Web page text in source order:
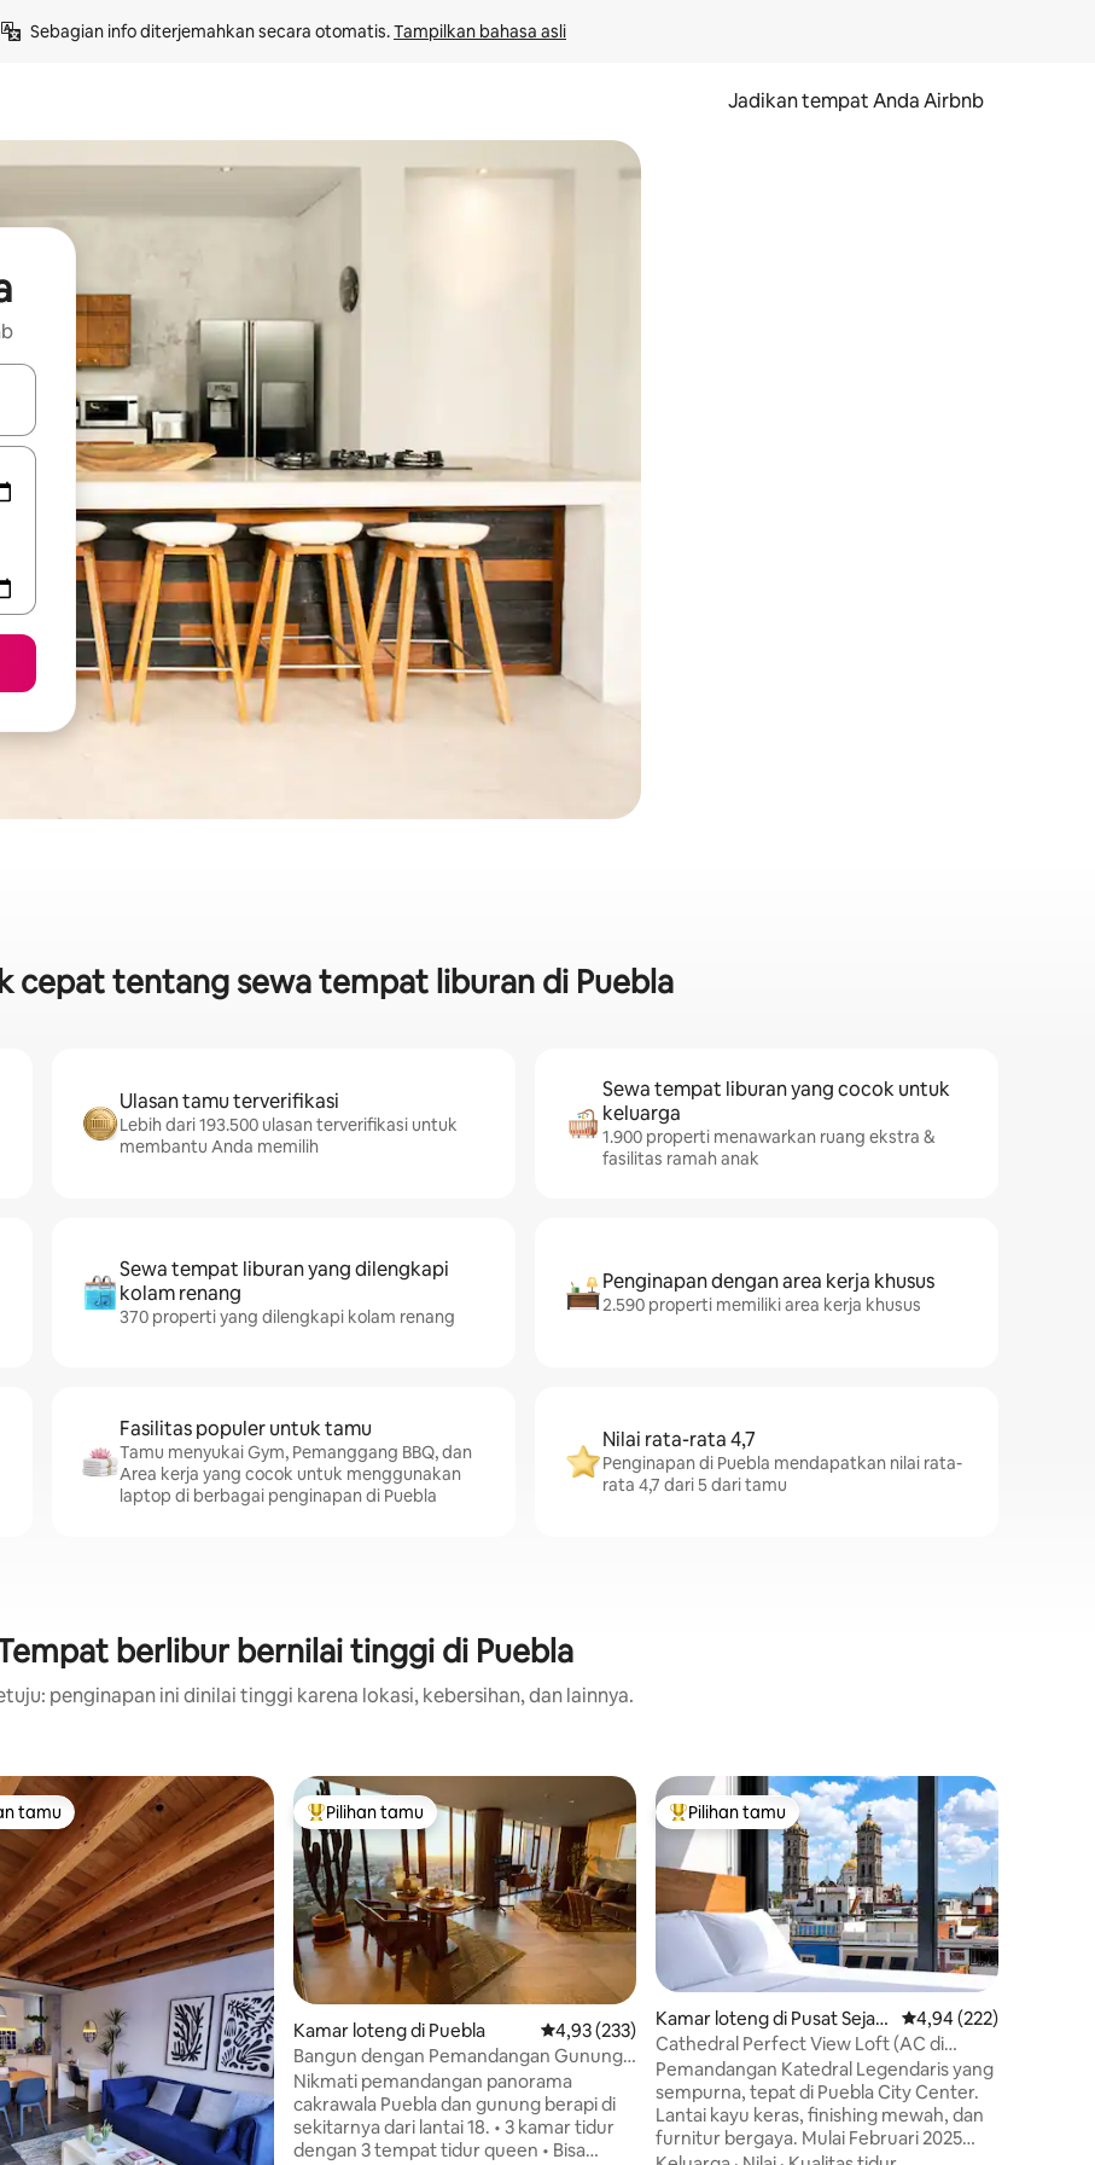
Sebagian info diterjemahkan secara otomatis. Tampilkan bahasa asli
Jadikan tempat Anda Airbnb
panah ke atas dan ke bawah atau jelajahi dengan sentuhan atau gerakan menggeser.
cepat tentang sewa tempat liburan di Puebla
Ulasan tamu terverifikasi
Lebih dari 193.500 ulasan terverifikasi untuk
membantu Anda memilih
Sewa tempat liburan yang cocok untuk
keluarga
1.900 properti menawarkan ruang ekstra &
fasilitas ramah anak
Sewa tempat liburan yang dilengkapi
kolam renang
370 properti yang dilengkapi kolam renang
Penginapan dengan area kerja khusus
2.590 properti memiliki area kerja khusus
Fasilitas populer untuk tamu
Tamu menyukai Gym, Pemanggang BBQ, dan
Area kerja yang cocok untuk menggunakan
laptop di berbagai penginapan di Puebla
Nilai rata-rata 4,7
Penginapan di Puebla mendapatkan nilai rata-
rata 4,7 dari 5 dari tamu
berlibur bernilai tinggi di Puebla
penginapan ini dinilai tinggi karena lokasi, kebersihan, dan lainnya.
tamu terpopuler
tamu Pilihan tamu terpopuler
Pilihan tamu
Kamar loteng di Puebla Nilai rata-rata 4,93 dari 5, 233 ulasan
4,93 (233)
Bangun dengan Pemandangan Gunung
Berapi di Atas Puebla
Nikmati pemandangan panorama
cakrawala Puebla dan gunung berapi di
sekitarnya dari lantai 18. • 3 kamar tidur
dengan 3 tempat tidur queen • Bisa
Pilihan tamu terpopuler
Pilihan tamu
Kamar loteng di Pusat Sejara
h
Nilai rata-rata 4,94 dari
4,94 (222)
Cathedral Perfect View Loft (AC di
masing - masing kamar)
Pemandangan Katedral Legendaris yang
sempurna, tepat di Puebla City Center.
Lantai kayu keras, finishing mewah, dan
furnitur bergaya. Mulai Februari 2025